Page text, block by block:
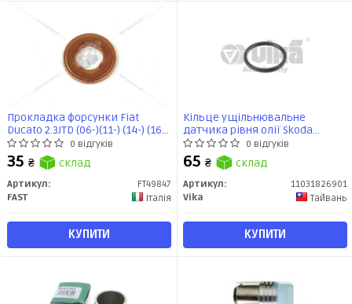
Прокладка форсунки Fiat
Ducato 2.3JTD (06-)(11-) (14-) (16-)
1.5мм (FT49847) Fast
0 відгуків
35 ₴ склад
Артикул:
FT49847
FAST
Італія
КУПИТИ
Кільце ущільнювальне
датчика рівня олії Skoda
Octavia (05-13,12-)/VW Golf (08-
13),Passat (10-14,14-)
(11031826901) vika
0 відгуків
65 ₴ склад
Артикул:
11031826901
Vika
Тайвань
КУПИТИ